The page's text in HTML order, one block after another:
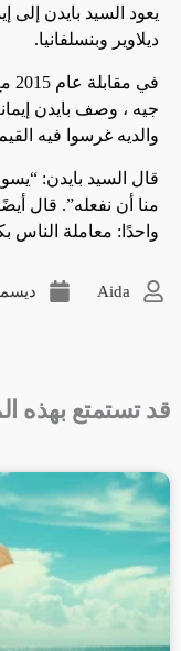
يعود السيد بايدن إلى
ديلاوير وبنسلفانيا.
جيه ، وصف بايدن
والديه غرسوا فيه
قال السيد بايدن:
منا أن نفعله”. قال
واحدًا: معاملة الناس
Aida ديسمبر 7,
قد تستمتع بهذه